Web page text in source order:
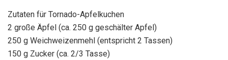
Zutaten für Tornado-Apfelkuchen
2 große Äpfel (ca. 250 g geschälter Apfel)
250 g Weichweizenmehl (entspricht 2 Tassen)
150 g Zucker (ca. 2/3 Tasse)